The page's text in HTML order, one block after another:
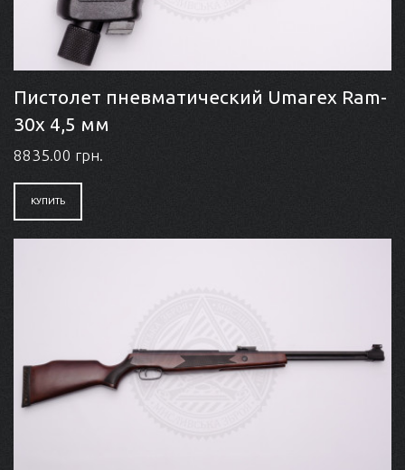
Пистолет пневматический Umarex Ram-
30x 4,5 мм
8835.00 грн.
КУПИТЬ